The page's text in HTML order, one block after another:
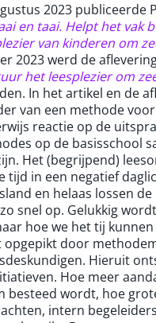
2023 publiceerde
en taai. Helpt het vak
van kinderen om
2023 werd de
het leesplezier om
In het artikel en de
van een methode
reactie op de
op de basisschool
Het (begrijpend)
tijd in een negatief
en helaas lossen
snel op. Gelukkig
hoe we het tij
door
Hieruit
Hoe meer
besteed wordt, hoe
intern